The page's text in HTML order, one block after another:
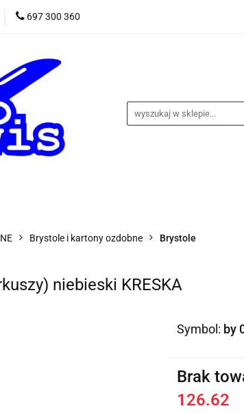
697 300 360
Brystole i kartony ozdobne Brystole
niebieski KRESKA
Symbol: by
Brak
126.62